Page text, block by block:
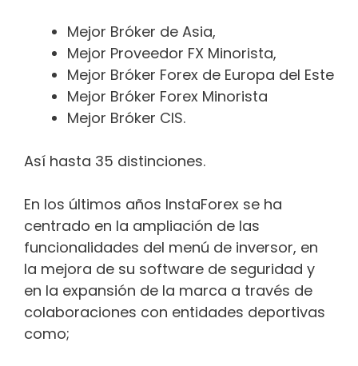
Mejor Bróker de Asia,
Mejor Proveedor FX Minorista,
Mejor Bróker Forex de Europa del Este
Mejor Bróker Forex Minorista
Mejor Bróker CIS.
Así hasta 35 distinciones.
En los últimos años InstaForex se ha
centrado en la ampliación de las
funcionalidades del menú de inversor, en
la mejora de su software de seguridad y
en la expansión de la marca a través de
colaboraciones con entidades deportivas
como;